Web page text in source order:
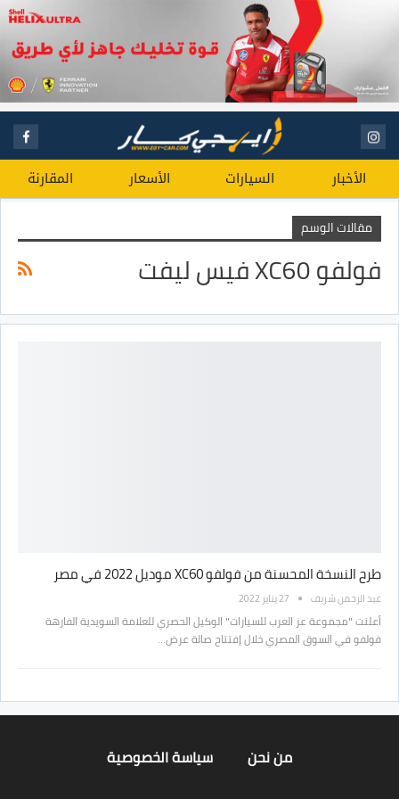
الأخبار السيارات الأسعار المقارنة
مقالات الوسم
فولفو XC60 فيس ليفت
طرح النسخة المحسنة من فولفو XC60 موديل 2022 في مصر
عبد الرحمن شريف 27 يناير 2022
أعلنت "مجموعة عز العرب للسيارات" الوكيل الحصري للعلامة السويدية الفارهة
فولفو في السوق المصري خلال إفتتاح صالة عرض…
من نحن سياسة الخصوصية